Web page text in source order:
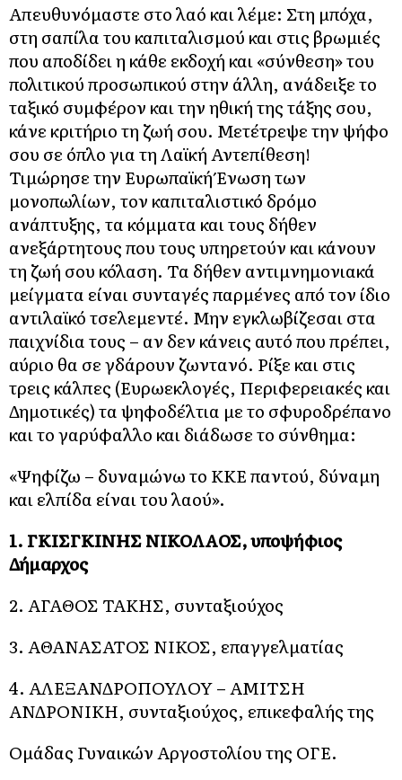
Απευθυνόμαστε στο λαό και λέμε: Στη μπόχα,
στη σαπίλα του καπιταλισμού και στις βρωμιές
που αποδίδει η κάθε εκδοχή και «σύνθεση» του
πολιτικού προσωπικού στην άλλη, ανάδειξε το
ταξικό συμφέρον και την ηθική της τάξης σου,
κάνε κριτήριο τη ζωή σου. Μετέτρεψε την ψήφο
σου σε όπλο για τη Λαϊκή Αντεπίθεση!
Τιμώρησε την Ευρωπαϊκή Ένωση των
μονοπωλίων, τον καπιταλιστικό δρόμο
ανάπτυξης, τα κόμματα και τους δήθεν
ανεξάρτητους που τους υπηρετούν και κάνουν
τη ζωή σου κόλαση. Τα δήθεν αντιμνημονιακά
μείγματα είναι συνταγές παρμένες από τον ίδιο
αντιλαϊκό τσελεμεντέ. Μην εγκλωβίζεσαι στα
παιχνίδια τους – αν δεν κάνεις αυτό που πρέπει,
αύριο θα σε γδάρουν ζωντανό. Ρίξε και στις
τρεις κάλπες (Ευρωεκλογές, Περιφερειακές και
Δημοτικές) τα ψηφοδέλτια με το σφυροδρέπανο
και το γαρύφαλλο και διάδωσε το σύνθημα:
«Ψηφίζω – δυναμώνω το ΚΚΕ παντού, δύναμη
και ελπίδα είναι του λαού».
1. ΓΚΙΣΓΚΙΝΗΣ ΝΙΚΟΛΑΟΣ, υποψήφιος
Δήμαρχος
2. ΑΓΑΘΟΣ ΤΑΚΗΣ, συνταξιούχος
3. ΑΘΑΝΑΣΑΤΟΣ ΝΙΚΟΣ, επαγγελματίας
4. ΑΛΕΞΑΝΔΡΟΠΟΥΛΟΥ – ΑΜΙΤΣΗ
ΑΝΔΡΟΝΙΚΗ, συνταξιούχος, επικεφαλής της
Ομάδας Γυναικών Αργοστολίου της ΟΓΕ.